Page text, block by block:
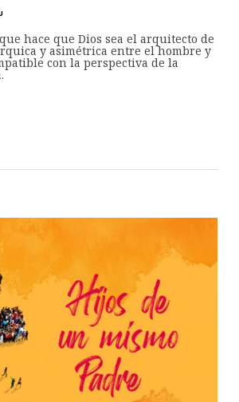
hace que Dios sea el arquitecto de
y asimétrica entre el hombre y
con la perspectiva de la